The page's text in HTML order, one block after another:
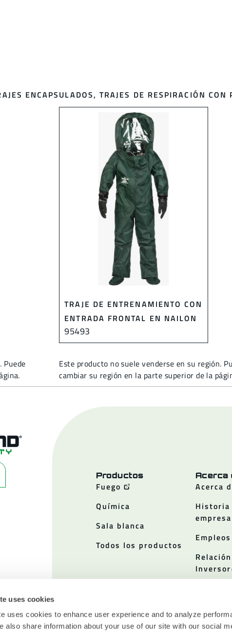
uses cookies
uses cookies to enhance user experience and to analyze
also share information about your use of our site with our social
ENCAPSULADOS,TRAJES DE RESPIRACIÓN
TRAJE DE ENTRENAMIENTO CON
ENTRADA FRONTAL EN NAILON
95493
Puede
Este producto no suele venderse en su región.
cambiar su región en la parte superior de la
Productos
Fuego
Química
Sala blanca
Todos los productos
Acerca
Acerca
Historia
empresa
Empleos